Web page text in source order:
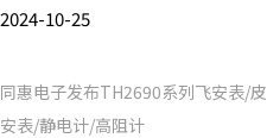
2024-10-25
同惠电子发布TH2690系列飞安表/皮
安表/静电计/高阻计